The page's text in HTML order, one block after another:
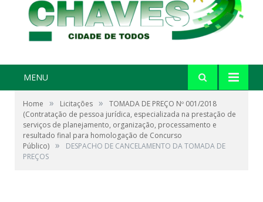
MENU
Home » Licitações »
TOMADA DE PREÇO Nº 001/2018
(Contratação de pessoa jurídica, especializada na prestação de
serviços de planejamento, organização, processamento e
resultado final para homologação de Concurso
Público) »
DESPACHO DE CANCELAMENTO DA TOMADA DE
PREÇOS